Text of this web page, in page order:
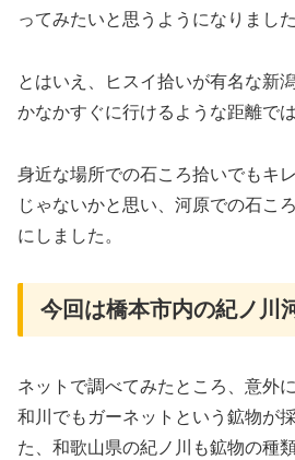
ってみたいと思うようになりました
とはいえ、ヒスイ拾いが有名な新
かなかすぐに行けるような距離で
身近な場所での石ころ拾いでもキ
じゃないかと思い、河原での石こ
にしました。
今回は橋本市内の紀ノ川
ネットで調べてみたところ、意外
和川でもガーネットという鉱物が
た、和歌山県の紀ノ川も鉱物の種類